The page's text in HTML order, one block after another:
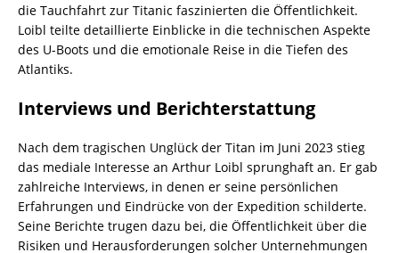
die Tauchfahrt zur Titanic faszinierten die Öffentlichkeit.
Loibl teilte detaillierte Einblicke in die technischen Aspekte
des U-Boots und die emotionale Reise in die Tiefen des
Atlantiks.
Interviews und Berichterstattung
Nach dem tragischen Unglück der Titan im Juni 2023 stieg
das mediale Interesse an Arthur Loibl sprunghaft an. Er gab
zahlreiche Interviews, in denen er seine persönlichen
Erfahrungen und Eindrücke von der Expedition schilderte.
Seine Berichte trugen dazu bei, die Öffentlichkeit über die
Risiken und Herausforderungen solcher Unternehmungen